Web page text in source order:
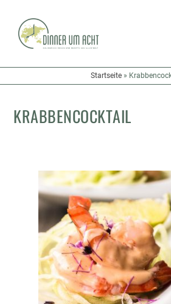
Startseite»
KRABBENCOCKTAIL